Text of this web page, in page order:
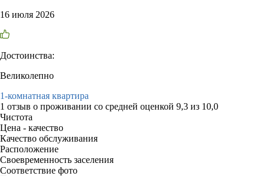
16 июля 2026
Достоинства:
Великолепно
1-комнатная квартира
1 отзыв о проживании со средней оценкой 9,3 из 10,0
Чистота
Цена - качество
Качество обслуживания
Расположение
Своевременность заселения
Соответствие фото